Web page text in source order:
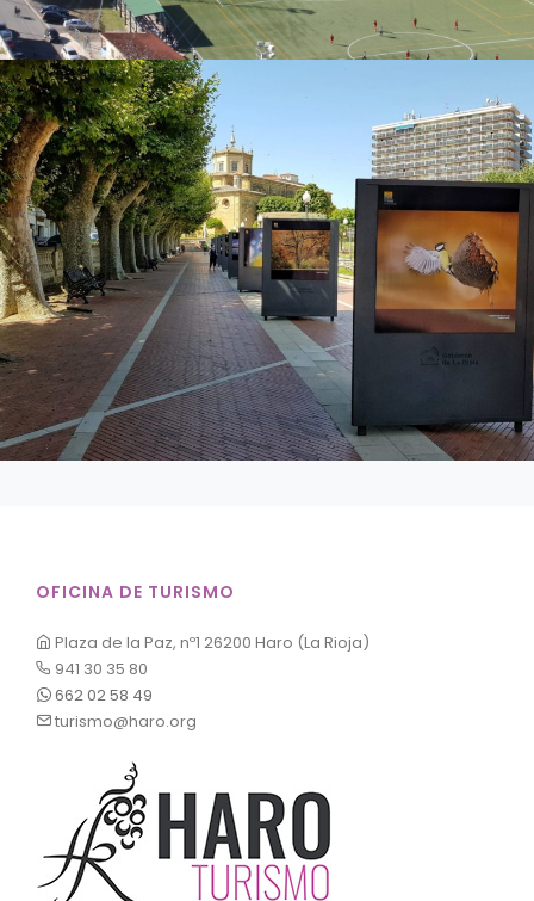
OFICINA DE TURISMO
Plaza de la Paz, nº1 26200 Haro (La Rioja)
941 30 35 80
662 02 58 49
turismo@haro.org